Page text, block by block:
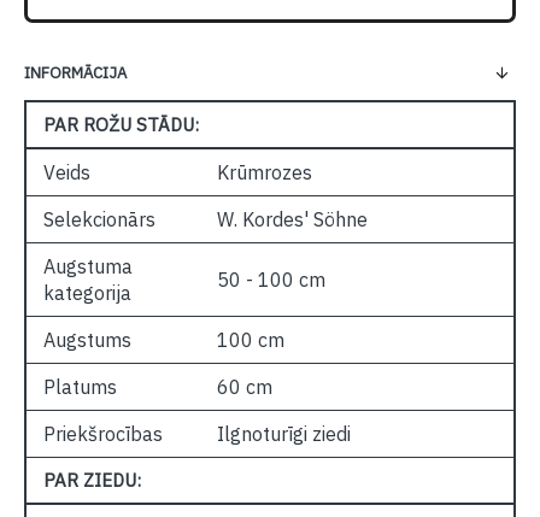
INFORMĀCIJA
PAR ROŽU STĀDU:
Veids
Krūmrozes
Selekcionārs
W. Kordes' Söhne
Augstuma
kategorija
50 - 100 cm
Augstums
100 cm
Platums
60 cm
Priekšrocības
Ilgnoturīgi ziedi
PAR ZIEDU: